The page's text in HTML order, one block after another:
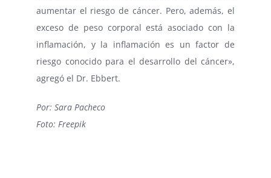
aumentar el riesgo de cáncer. Pero, además, el
exceso de peso corporal está asociado con la
inflamación, y la inflamación es un factor de
riesgo conocido para el desarrollo del cáncer»,
agregó el Dr. Ebbert.
Por: Sara Pacheco
Foto: Freepik